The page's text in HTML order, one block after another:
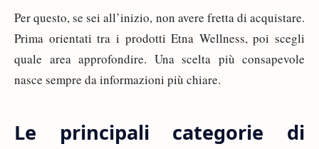
Per questo, se sei all’inizio, non avere fretta di acquistare.
Prima orientati tra i prodotti Etna Wellness, poi scegli
quale area approfondire. Una scelta più consapevole
nasce sempre da informazioni più chiare.
Le principali categorie di